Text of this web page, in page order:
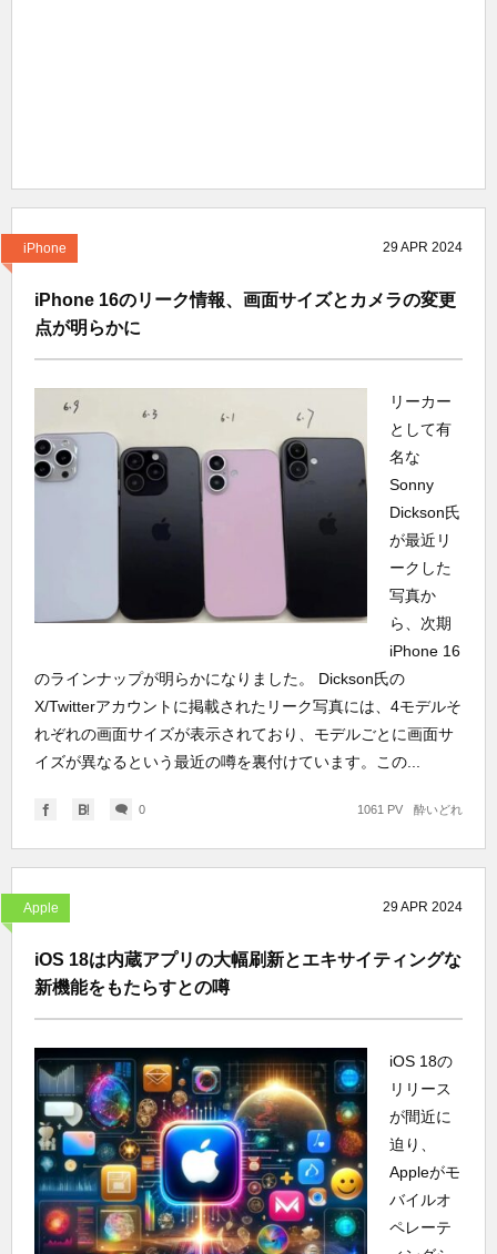
iPhone 29 APR 2024
iPhone 16のリーク情報、画面サイズとカメラの変更
点が明らかに
リーカー
として有
名な
Sonny
Dickson氏
が最近リ
ークした
写真か
ら、次期
iPhone 16
のラインナップが明らかになりました。 Dickson氏の
X/Twitterアカウントに掲載されたリーク写真には、4モデルそ
れぞれの画面サイズが表示されており、モデルごとに画面サ
イズが異なるという最近の噂を裏付けています。この...
0 酔いどれ
1061 PV
Apple 29 APR 2024
iOS 18は内蔵アプリの大幅刷新とエキサイティングな
新機能をもたらすとの噂
iOS 18の
リリース
が間近に
迫り、
Appleがモ
バイルオ
ペレーテ